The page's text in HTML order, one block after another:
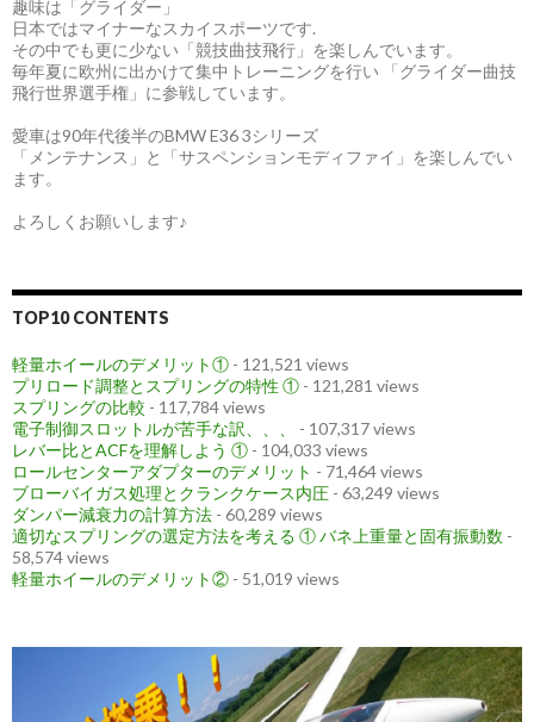
趣味は「グライダー」
日本ではマイナーなスカイスポーツです.
その中でも更に少ない「競技曲技飛行」を楽しんでいます。
毎年夏に欧州に出かけて集中トレーニングを行い 「グライダー曲技
飛行世界選手権」に参戦しています。
愛車は90年代後半のBMW E36 3シリーズ
「メンテナンス」と「サスペンションモディファイ」を楽しんでい
ます。
よろしくお願いします♪
TOP10 CONTENTS
軽量ホイールのデメリット① - 121,521 views
プリロード調整とスプリングの特性 ① - 121,281 views
スプリングの比較 - 117,784 views
電子制御スロットルが苦手な訳、、、
- 107,317 views
レバー比とACFを理解しよう ① - 104,033 views
ロールセンターアダプターのデメリット - 71,464 views
ブローバイガス処理とクランクケース内圧 - 63,249 views
ダンパー減衰力の計算方法 - 60,289 views
適切なスプリングの選定方法を考える ① バネ上重量と固有振動数 -
58,574 views
軽量ホイールのデメリット② - 51,019 views